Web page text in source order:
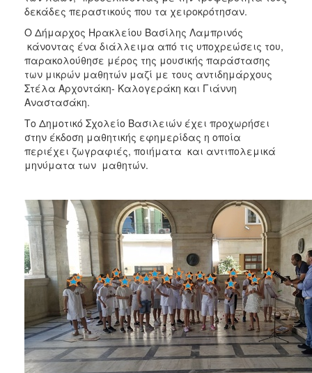
δεκάδες περαστικούς που τα χειροκρότησαν.
Ο Δήμαρχος Ηρακλείου Βασίλης Λαμπρινός
κάνοντας ένα διάλλειμα από τις υποχρεώσεις του,
παρακολούθησε μέρος της μουσικής παράστασης
των μικρών μαθητών μαζί με τους αντιδημάρχους
Στέλα Αρχοντάκη- Καλογεράκη και Γιάννη
Αναστασάκη.
Το Δημοτικό Σχολείο Βασιλειών έχει προχωρήσει
στην έκδοση μαθητικής εφημερίδας η οποία
περιέχει ζωγραφιές, ποιήματα και αντιπολεμικά
μηνύματα των μαθητών.